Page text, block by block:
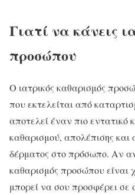
Γιατί να κάνεις
προσώπου
Ο ιατρικός καθαρισμός
που εκτελείται από
αποτελεί έναν πιο εντατικό
καθαρισμού, απολέπισης
δέρματος στο πρόσωπο. Αν
καθαρισμός προσώπου είναι
μπορεί να σου προσφέρει σε